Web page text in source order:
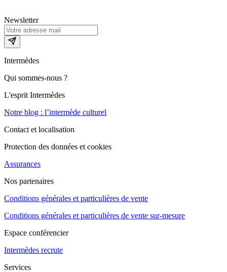
Newsletter
Intermèdes
Qui sommes-nous ?
L'esprit Intermèdes
Notre blog : l’intermède culturel
Contact et localisation
Protection des données et cookies
Assurances
Nos partenaires
Conditions générales et particulières de vente
Conditions générales et particulières de vente sur-mesure
Espace conférencier
Intermèdes recrute
Services